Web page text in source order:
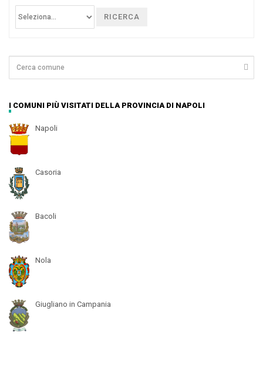
RICERCA
I COMUNI PIÙ VISITATI DELLA PROVINCIA DI NAPOLI
Napoli
Casoria
Bacoli
Nola
Giugliano in Campania